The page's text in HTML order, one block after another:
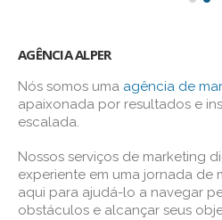
AGÊNCIA ALPER
Nós somos uma agência de
apaixonada por resultados e
escalada.
Nossos serviços de marketing
experiente em uma jornada de
aqui para ajudá-lo a navegar
obstáculos e alcançar seus